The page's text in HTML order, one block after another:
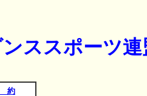
ススポーツ連
約